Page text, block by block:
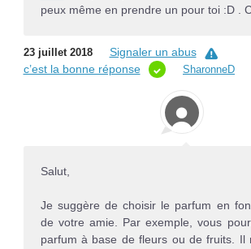
peux même en prendre un pour toi :D .
23 juillet 2018
Signaler un abus
c’est la bonne réponse
SharonneD
Salut,
Je suggère de choisir le parfum en
de votre amie. Par exemple, vous
parfum à base de fleurs ou de fruits. Il